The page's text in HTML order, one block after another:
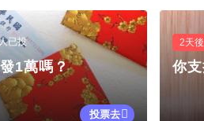
已投
1萬嗎？
投票去
2天
你